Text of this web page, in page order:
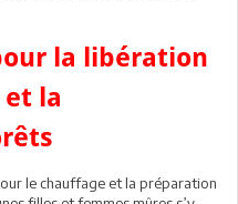
la libération
la
le chauffage et la préparation